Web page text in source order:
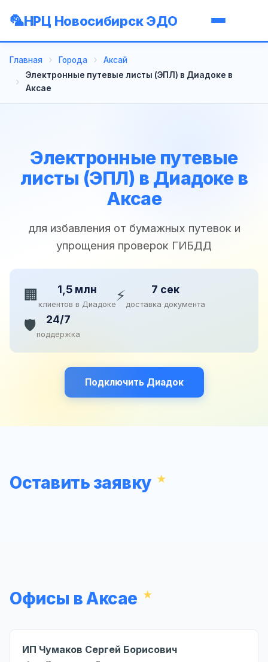
НРЦ Новосибирск ЭДО
Главная Города
Аксай
Электронные путевые листы (ЭПЛ) в Диадоке в
Аксае
Электронные путевые
листы (ЭПЛ) в Диадоке в
Аксае
для избавления от бумажных путевок и
упрощения проверок ГИБДД
🏢 1,5 млн
клиентов в Диадоке⚡ 7 сек
доставка документа
🛡️ 24/7
поддержка
Подключить Диадок
Оставить заявку
Офисы в Аксае
ИП Чумаков Сергей Борисович